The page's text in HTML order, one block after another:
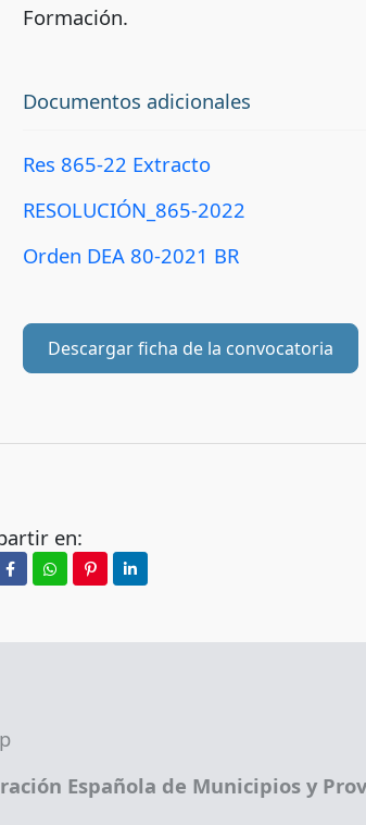
Formación.
Documentos adicionales
Res 865-22 Extracto
RESOLUCIÓN_865-2022
Orden DEA 80-2021 BR
Descargar ficha de la convocatoria
en:
Española de Municipios y